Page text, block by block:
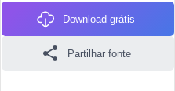
Download grátis
Partilhar fonte